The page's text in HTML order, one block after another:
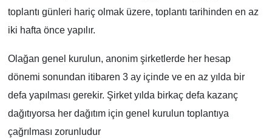
toplantı günleri hariç olmak üzere, toplantı tarihinden en az
iki hafta önce yapılır.
Olağan genel kurulun, anonim şirketlerde her hesap
dönemi sonundan itibaren 3 ay içinde ve en az yılda bir
defa yapılması gerekir. Şirket yılda birkaç defa kazanç
dağıtıyorsa her dağıtım için genel kurulun toplantıya
çağrılması zorunludur